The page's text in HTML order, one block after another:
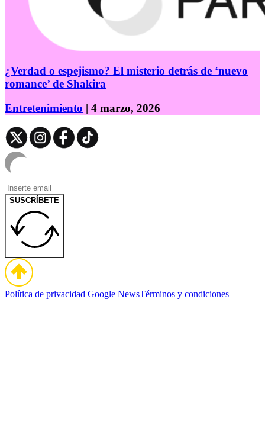
¿Verdad o espejismo? El misterio detrás de ‘nuevo
romance’ de Shakira
Entretenimiento | 4 marzo, 2026
SUSCRÍBETE
Política de privacidad Google NewsTérminos y condiciones